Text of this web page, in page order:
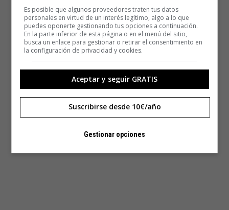
Es posible que algunos proveedores traten tus datos
personales en virtud de un interés legítimo, algo a lo que
puedes oponerte gestionando tus opciones a continuación.
En la parte inferior de esta página o en el menú del sitio,
busca un enlace para gestionar o retirar el consentimiento en
la configuración de privacidad y cookies.
Aceptar y seguir GRATIS
Suscribirse desde 10€/año
Gestionar opciones